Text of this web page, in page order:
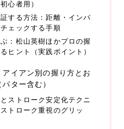
心者用）
する方法：距離・インパ
ェックする手順
：松山英樹ほかプロの握
ヒント（実践ポイント）
イアン別の握り方とお
ター含む）
ストローク安定化テクニ
トローク重視のグリッ